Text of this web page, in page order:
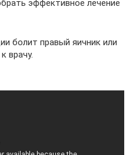
эффективное лечение
болит правый яичник или
врачу.